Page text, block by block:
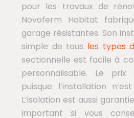
pour les travaux de
Novoferm Habitat
garage résistantes. Son
simple de tous les types
sectionnelle est facile à
personnalisable. Le
puisque l’installation
L’isolation est aussi
important si vous